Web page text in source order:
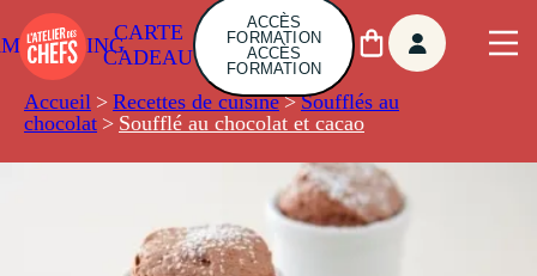
CARTE
CADEAU
ACCÈS
FORMATION
ACCÈS
FORMATION
Accueil > Recettes de cuisine > Soufflés au
chocolat > Soufflé au chocolat et cacao